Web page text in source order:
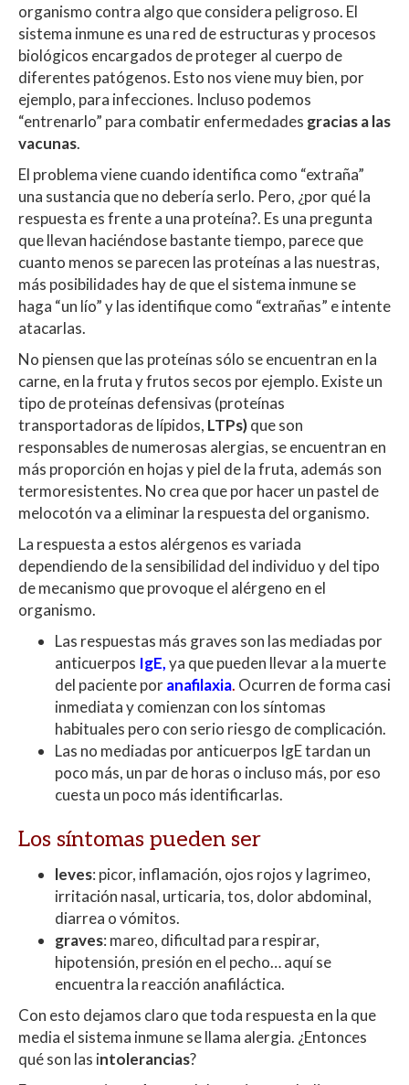
organismo contra algo que considera peligroso. El
sistema inmune es una red de estructuras y procesos
biológicos encargados de proteger al cuerpo de
diferentes patógenos. Esto nos viene muy bien, por
ejemplo, para infecciones. Incluso podemos
“entrenarlo” para combatir enfermedades gracias a las
vacunas.
El problema viene cuando identifica como “extraña”
una sustancia que no debería serlo. Pero, ¿por qué la
respuesta es frente a una proteína?. Es una pregunta
que llevan haciéndose bastante tiempo, parece que
cuanto menos se parecen las proteínas a las nuestras,
más posibilidades hay de que el sistema inmune se
haga “un lío” y las identifique como “extrañas” e intente
atacarlas.
No piensen que las proteínas sólo se encuentran en la
carne, en la fruta y frutos secos por ejemplo. Existe un
tipo de proteínas defensivas (proteínas
transportadoras de lípidos, LTPs)que son
responsables de numerosas alergias, se encuentran en
más proporción en hojas y piel de la fruta, además son
termoresistentes. No crea que por hacer un pastel de
melocotón va a eliminar la respuesta del organismo.
La respuesta a estos alérgenos es variada
dependiendo de la sensibilidad del individuo y del tipo
de mecanismo que provoque el alérgeno en el
organismo.
Las respuestas más graves son las mediadas por
anticuerpos IgE,ya que pueden llevar a la muerte
del paciente poranafilaxia. Ocurren de forma casi
inmediata y comienzan con los síntomas
habituales pero con serio riesgo de complicación.
Las no mediadas por anticuerpos IgE tardan un
poco más, un par de horas o incluso más, por eso
cuesta un poco más identificarlas.
Los síntomas pueden ser
leves: picor, inflamación, ojos rojos y lagrimeo,
irritación nasal, urticaria, tos, dolor abdominal,
diarrea o vómitos.
graves: mareo, dificultad para respirar,
hipotensión, presión en el pecho… aquí se
encuentra la reacción anafiláctica.
Con esto dejamos claro que toda respuesta en la que
media el sistema inmune se llama alergia. ¿Entonces
qué son las intolerancias?